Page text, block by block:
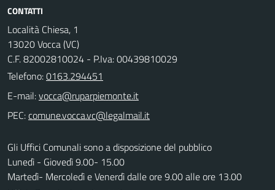
CONTATTI
Località Chiesa, 1
13020 Vocca (VC)
C.F. 82002810024 - P.Iva: 00439810029
Telefono:0163.294451
E-mail:
PEC:
Gli Uffici Comunali sono a disposizione del pubblico
Lunedì - Giovedì 9.00- 15.00
Martedì- Mercoledì e Venerdì dalle ore 9.00 alle ore 13.00